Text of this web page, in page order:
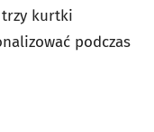
trzy kurtki
podczas